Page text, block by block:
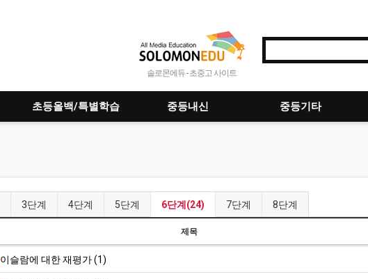
솔로몬에듀 - 초중고 사이트
초등올백/특별학습 중등내신 중등기타
3단계 4단계 5단계 6단계(24) 7단계 8단계
제목
이슬람에 대한 재평가 (1)